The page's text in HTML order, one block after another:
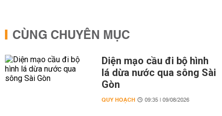
CÙNG CHUYÊN MỤC
Diện mạo cầu đi bộ hình
lá dừa nước qua sông Sài
Gòn
QUY HOẠCH 09:35 | 09/08/2026